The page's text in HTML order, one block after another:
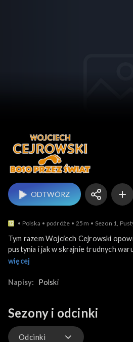
ODTWÓRZ
Polska podróże 25m Sezon 1,
Tym razem Wojciech Cejrowski
pustynia i jak w skrajnie trudnych
zwierzęta i rośliny. Wraz z
świcie i kończy się śniadaniem w
więcej
Napisy: Polski
Sezony i odcinki
Odcinki